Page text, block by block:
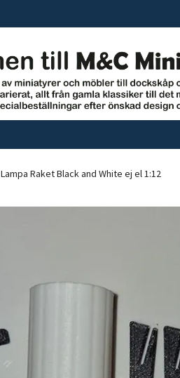
Lampa Raket Black and White ej el 1:12